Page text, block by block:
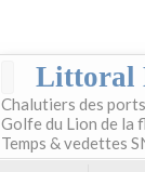
Littoral
Chalutiers des
Golfe du Lion de la
Temps & vedettes